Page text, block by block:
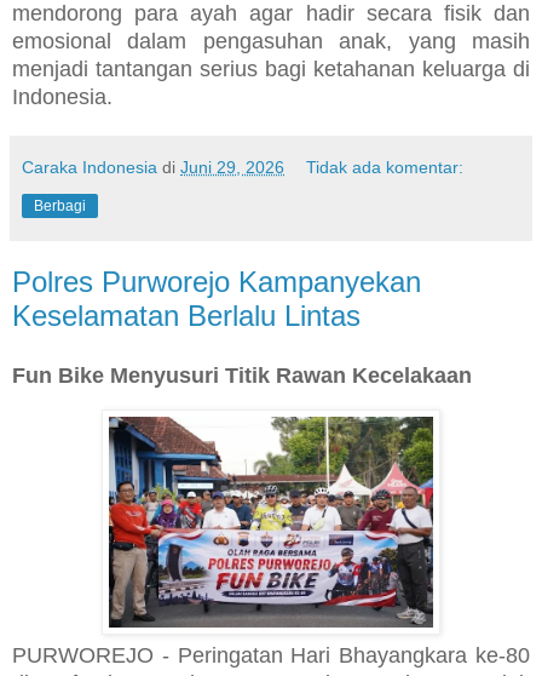
mendorong para ayah agar hadir secara fisik dan
emosional dalam pengasuhan anak, yang masih
menjadi tantangan serius bagi ketahanan keluarga di
Caraka Indonesia di Juni 29, 2026 Tidak ada komentar:
Berbagi
Polres Purworejo Kampanyekan
Keselamatan Berlalu Lintas
Fun Bike Menyusuri Titik Rawan Kecelakaan
PURWOREJO - Peringatan Hari Bhayangkara ke-80